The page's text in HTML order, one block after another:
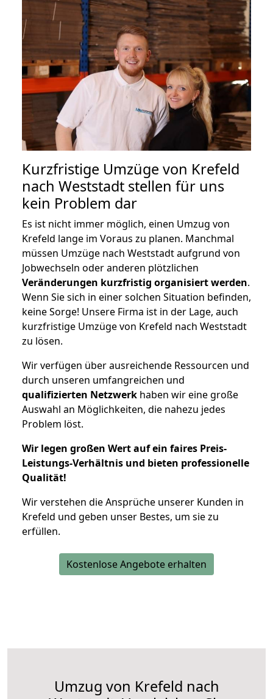
Kurzfristige Umzüge von Krefeld
nach Weststadt stellen für uns
kein Problem dar
Es ist nicht immer möglich, einen Umzug von
Krefeld lange im Voraus zu planen. Manchmal
müssen Umzüge nach Weststadt aufgrund von
Jobwechseln oder anderen plötzlichen
Veränderungen kurzfristig organisiert werden.
Wenn Sie sich in einer solchen Situation befinden,
keine Sorge! Unsere Firma ist in der Lage, auch
kurzfristige Umzüge von Krefeld nach Weststadt
zu lösen.
Wir verfügen über ausreichende Ressourcen und
durch unseren umfangreichen und
qualifizierten Netzwerk haben wir eine große
Auswahl an Möglichkeiten, die nahezu jedes
Problem löst.
Wir legen großen Wert auf ein faires Preis-
Leistungs-Verhältnis und bieten professionelle
Qualität!
Wir verstehen die Ansprüche unserer Kunden in
Krefeld und geben unser Bestes, um sie zu
erfüllen.
Kostenlose Angebote erhalten
Umzug von Krefeld nach